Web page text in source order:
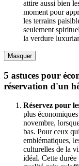
attire aussi bien
moment pour
les terrains
seulement
la verdure
Masquer
5 astuces pour
réservation d'un
Réservez pour
plus
novembre,
bas. Pour ceux
emblématiques,
culturelles de la
idéal. Cette